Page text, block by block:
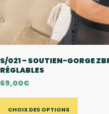
S/021 – SOUTIEN-GORGE
RÉGLABLES
69,00€
CHOIX DES OPTIONS